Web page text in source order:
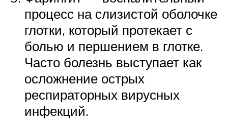
процесс на слизистой оболочке
глотки, который протекает с
болью и першением в глотке.
Часто болезнь выступает как
осложнение острых
респираторных вирусных
инфекций.